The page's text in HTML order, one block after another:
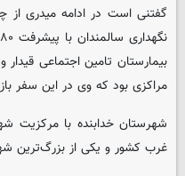
گفتنی است در ادامه میدری از
بیمارستان تامین اجتماعی قیدار
مراکزی بود که وی در این سفر
شهرستان خدابنده با مرکزیت
غرب کشور و یکی از